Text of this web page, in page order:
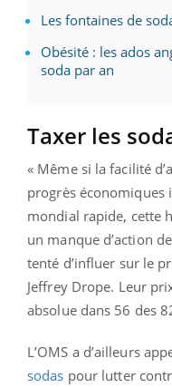
Les fontaines de
Obésité : les ados
soda par an
Taxer les
« Même si la facilité
progrès économiques
mondial rapide, cette
un manque d’action
tenté d’influer sur le
Jeffrey Drope. Leur
absolue dans 56 des
L’OMS a d’ailleurs
sodas pour lutter